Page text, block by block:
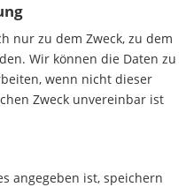
nur zu dem Zweck, zu dem
Wir können die Daten zu
wenn nicht dieser
Zweck unvereinbar ist
angegeben ist, speichern